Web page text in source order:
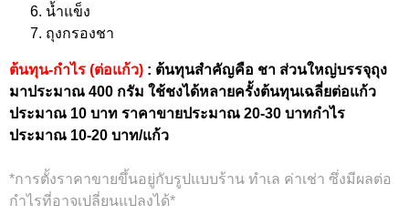
น้ำแข็ง
ถุงกรองชา
ต้นทุน-กำไร (ต่อแก้ว) : ต้นทุนสำคัญคือ ชา ส่วนใหญ่บรรจุถุง
มาประมาณ 400 กรัม ใช้ชงได้หลายครั้งต้นทุนเฉลี่ยต่อแก้ว
ประมาณ 10 บาท ราคาขายประมาณ 20-30 บาทกำไร
ประมาณ 10-20 บาท/แก้ว
*การตั้งราคาขายขึ้นอยู่กับรูปแบบร้าน ทำเล ค่าเช่า ซึ่งมีผลต่อ
กำไรที่อาจเปลี่ยนแปลงได้*